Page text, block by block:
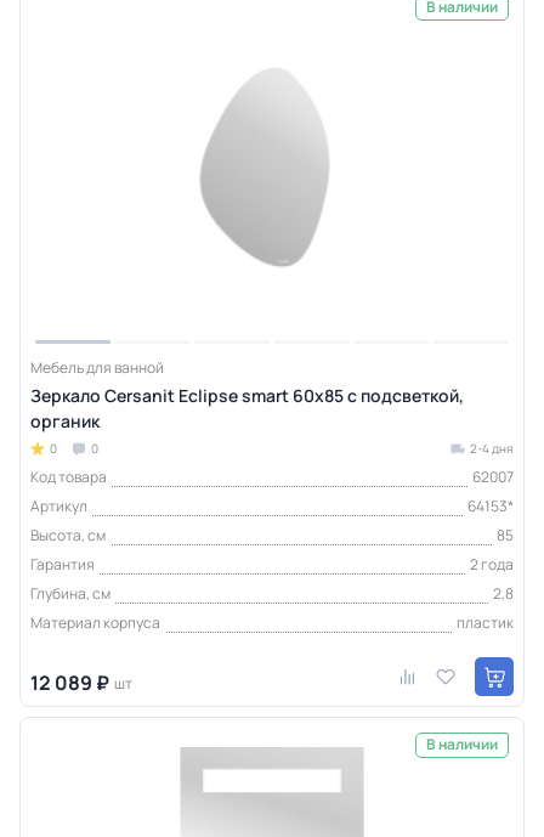
В наличии
Мебель для ванной
Зеркало Cersanit Eclipse smart 60x85 с подсветкой,
органик
0 0 2-4 дня
Код товара
62007
Артикул
64153*
Высота, см
85
Гарантия
2 года
Глубина, см
2,8
Материал корпуса
пластик
12 089 ₽ шт
В наличии